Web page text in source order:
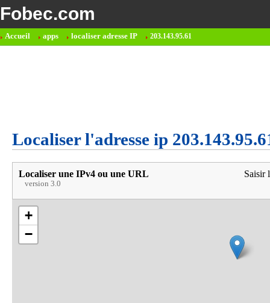
Fobec.com
Accueil apps localiser adresse IP 203.143.95.61
Localiser l'adresse ip
Localiser une IPv4 ou une URL
version 3.0
Saisir
+
−